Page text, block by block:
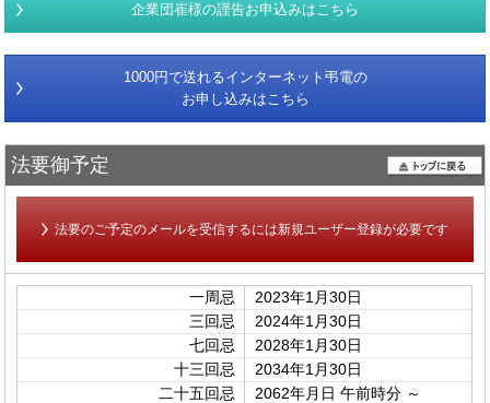
企業団崔様の謹告お申込みはこちら
1000円で送れるインターネット弔電の
お申し込みはこちら
法要御予定
法要のご予定のメールを受信するには新規ユーザー登録が必要です
一周忌
2023年1月30日
三回忌
2024年1月30日
七回忌
2028年1月30日
十三回忌
2034年1月30日
二十五回忌
2062年月日 午前時分 ～